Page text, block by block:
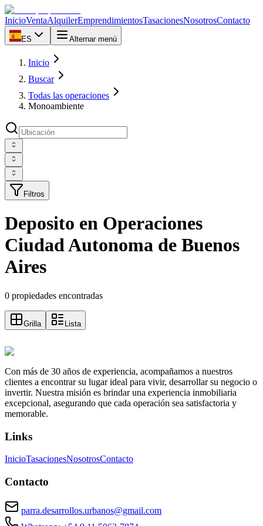
InicioVentaAlquilerEmprendimientosTasacionesNosotrosContacto
ES Alternar menú
Inicio
Buscar
Todas las operaciones
Monoambiente
Filtros
Deposito en Operaciones
Ciudad Autonoma de Buenos
Aires
0 propiedades encontradas
Grilla Lista
Con más de 30 años de experiencia, acompañamos a nuestros
clientes a encontrar su lugar ideal para vivir, desarrollar su negocio o
invertir. Nuestra misión es brindar una experiencia inmobiliaria
excepcional, asegurando que cada operación sea satisfactoria y
memorable.
Links
InicioTasacionesNosotrosContacto
Contacto
parra.desarrollos.urbanos@gmail.com